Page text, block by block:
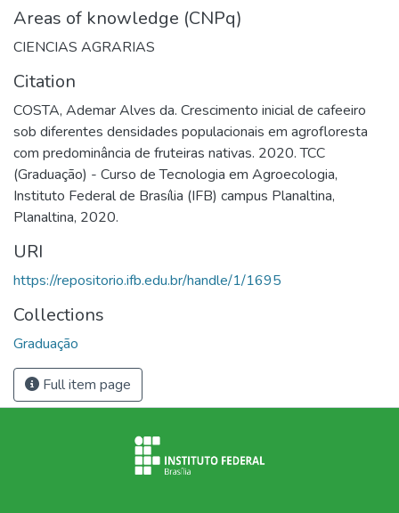
Areas of knowledge (CNPq)
CIENCIAS AGRARIAS
Citation
COSTA, Ademar Alves da. Crescimento inicial de cafeeiro
sob diferentes densidades populacionais em agrofloresta
com predominância de fruteiras nativas. 2020. TCC
(Graduação) - Curso de Tecnologia em Agroecologia,
Instituto Federal de Brasília (IFB) campus Planaltina,
Planaltina, 2020.
URI
https://repositorio.ifb.edu.br/handle/1/1695
Collections
Graduação
Full item page